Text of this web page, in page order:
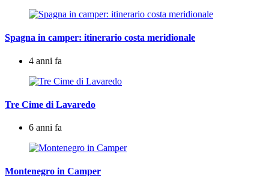
Spagna in camper: itinerario costa meridionale
4 anni fa
Tre Cime di Lavaredo
6 anni fa
Montenegro in Camper